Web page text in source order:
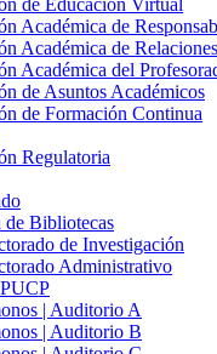
de Educación Virtual
Académica de
Académica de
Académica del
de Asuntos Académicos
de Formación Continua
Regulatoria
de Bibliotecas
de Investigación
Administrativo
| Auditorio A
| Auditorio B